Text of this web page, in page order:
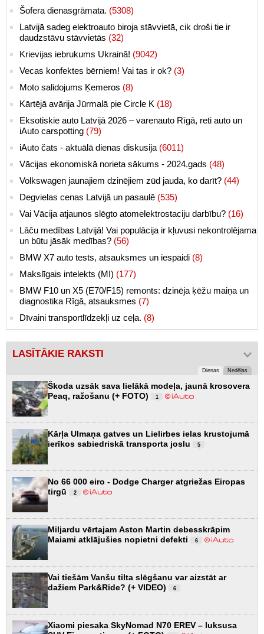
Šofera dienasgrāmata. (5308)
Latvijā sadeg elektroauto biroja stāvvietā, cik droši tie ir
daudzstāvu stāvvietās (32)
Krievijas iebrukums Ukrainā! (9042)
Vecas konfektes bērniem! Vai tas ir ok? (3)
Moto salidojums Ķemeros (8)
Kārtējā avārija Jūrmalā pie Circle K (18)
Eksotiskie auto Latvijā 2026 – varenauto Rīgā, reti auto un
iAuto carspotting (79)
iAuto čats - aktuālā dienas diskusija (6011)
Vācijas ekonomiskā norieta sākums - 2024.gads (48)
Volkswagen jaunajiem dzinējiem zūd jauda, ko darīt? (44)
Degvielas cenas Latvijā un pasaulē (535)
Vai Vācija atjaunos slēgto atomelektrostaciju darbību? (16)
Lāču medības Latvijā! Vai populācija ir kļuvusi nekontrolējama
un būtu jāsāk medības? (56)
BMW X7 auto tests, atsauksmes un iespaidi (8)
Makslīgais intelekts (MI) (177)
BMW F10 un X5 (E70/F15) remonts: dzinēja ķēžu maiņa un
diagnostika Rīgā, atsauksmes (7)
Dīvaini transportlīdzekļi uz ceļa. (8)
LASĪTĀKIE RAKSTI
Dienas Nedēļas
Škoda uzsāk sava lielākā modeļa, jaunā krosovera
Peaq, ražošanu (+ FOTO)
1
Kārļa Ulmaņa gatves un Lielirbes ielas krustojumā
ierīkos sabiedriskā transporta joslu
5
No 66 000 eiro - Dodge Charger atgriežas Eiropas
tirgū
2
Miljardu vērtajam Aston Martin debesskrāpim
Maiami atklājušies nopietni defekti
6
Vai tiešām Vanšu tilta slēgšanu var aizstāt ar
dažiem Park&Ride? (+ VIDEO)
6
Xiaomi piesaka SkyNomad N70 EREV – luksusa